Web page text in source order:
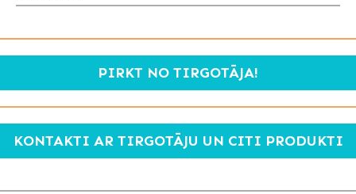
PIRKT NO TIRGOTĀJA!
KONTAKTI AR TIRGOTĀJU UN CITI PRODUKTI